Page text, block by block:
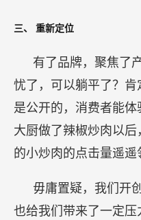
三、 重新定位
有了品牌，聚焦了
忧了，可以躺平了？
是公开的，消费者能
大厨做了辣椒炒肉以
的小炒肉的点击量遥遥
毋庸置疑，我们开
也给我们带来了一定